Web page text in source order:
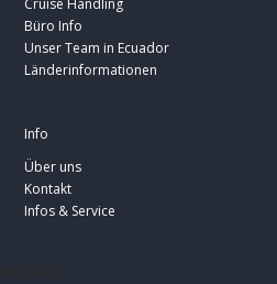
Büro Info
Unser Team in Ecuador
Länderinformationen
Info
Über uns
Kontakt
Infos & Service